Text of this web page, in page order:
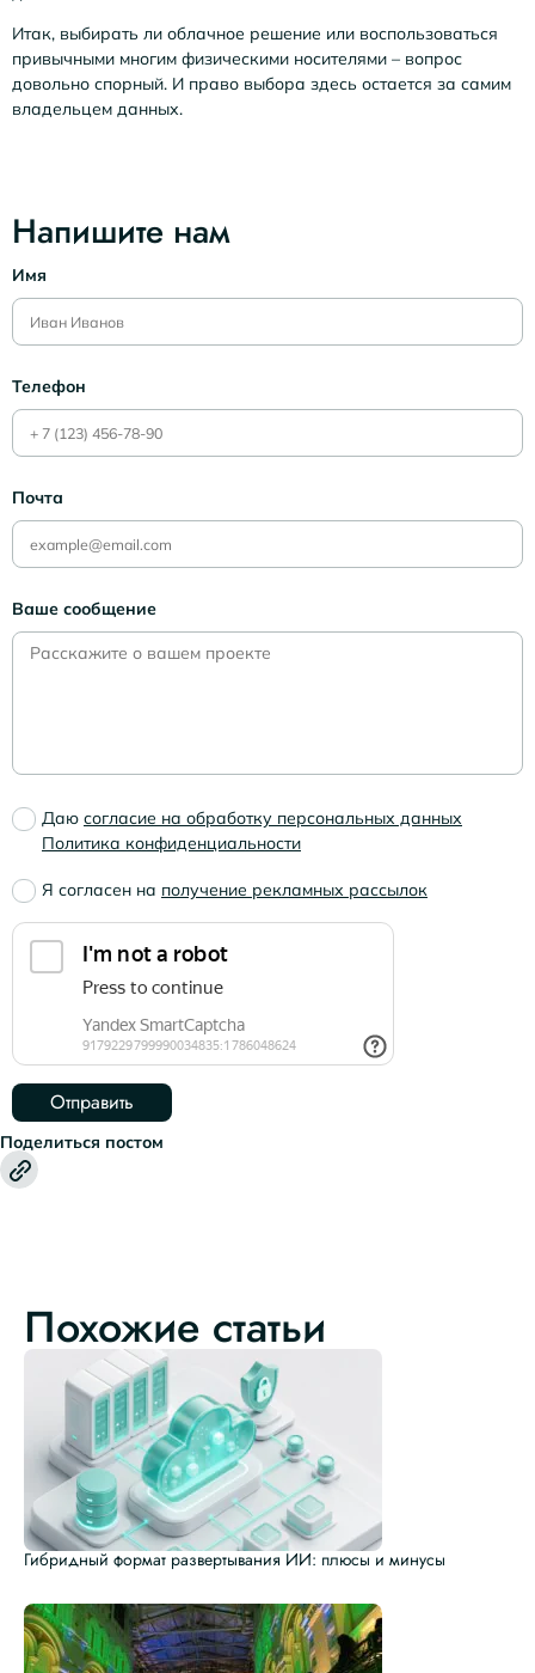
Итак, выбирать ли облачное решение или воспользоваться
привычными многим физическими носителями – вопрос
довольно спорный. И право выбора здесь остается за самим
владельцем данных.
Напишите нам
Имя
Телефон
Почта
Ваше сообщение
Даю согласие на обработку персональных данных
Политика конфиденциальности
Я согласен на получение рекламных рассылок
Поделиться постом
Похожие статьи
Гибридный формат развертывания ИИ: плюсы и минусы